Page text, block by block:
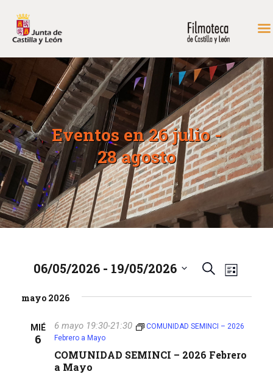
Eventos en 26 julio -
28 agosto
INICIO
FONDOS DE CONSULTA
PROGRAMACIÓN
EXPOSICIONES
DIDÁCTICA
RODAR EN CASTILLA Y
LEÓN
MÁS…
CONTACTAR
N
a
g
B
s
a
N
e
L
06/05/2026 - 19/05/2026
e
e
c
mayo 2026
MIÉ
6
6 mayo 19:30-21:30
COMUNIDAD SEMINCI – 2026
Febrero a Mayo
COMUNIDAD SEMINCI – 2026 Febrero
a Mayo